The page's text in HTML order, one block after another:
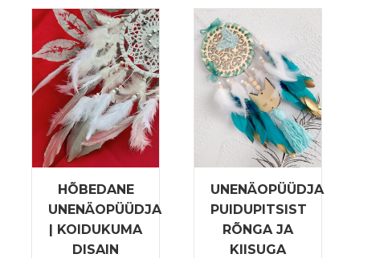
HÕBEDANE
UNENÄOPÜÜDJA
| KOIDUKUMA
DISAIN
UNENÄOPÜÜDJA
PUIDUPITSIST
RÕNGA JA
KIISUGA